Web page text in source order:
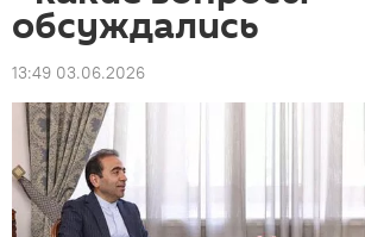
обсуждались
13:49 03.06.2026